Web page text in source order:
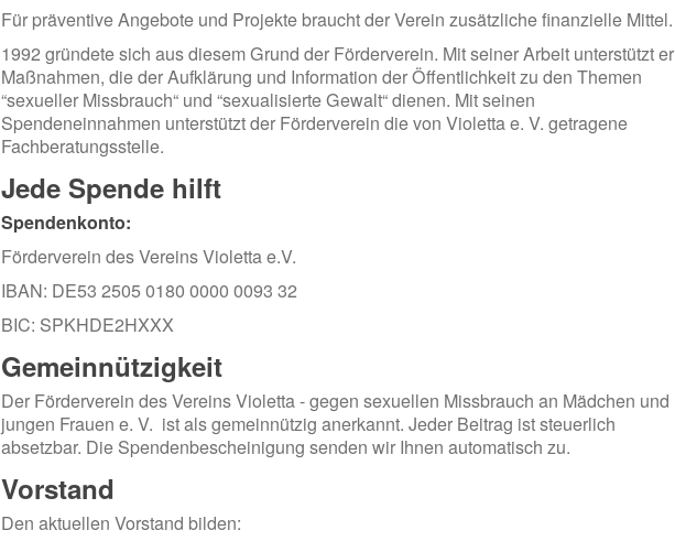
Für präventive Angebote und Projekte braucht der Verein zusätzliche finanzielle Mittel.
1992 gründete sich aus diesem Grund der Förderverein. Mit seiner Arbeit unterstützt er
Maßnahmen, die der Aufklärung und Information der Öffentlichkeit zu den Themen
“sexueller Missbrauch“ und “sexualisierte Gewalt“ dienen. Mit seinen
Spendeneinnahmen unterstützt der Förderverein die von Violetta e. V. getragene
Fachberatungsstelle.
Jede Spende hilft
Spendenkonto:
Förderverein des Vereins Violetta e.V.
IBAN: DE53 2505 0180 0000 0093 32
BIC: SPKHDE2HXXX
Gemeinnützigkeit
Der Förderverein des Vereins Violetta - gegen sexuellen Missbrauch an Mädchen und
jungen Frauen e. V. ist als gemeinnützig anerkannt. Jeder Beitrag ist steuerlich
absetzbar. Die Spendenbescheinigung senden wir Ihnen automatisch zu.
Vorstand
Den aktuellen Vorstand bilden: